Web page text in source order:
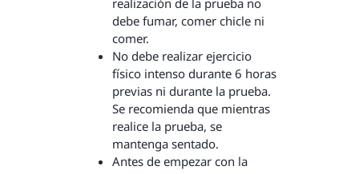
realización de la prueba no
debe fumar, comer chicle ni
comer.
No debe realizar ejercicio
físico intenso durante 6 horas
previas ni durante la prueba.
Se recomienda que mientras
realice la prueba, se
mantenga sentado.
Antes de empezar con la